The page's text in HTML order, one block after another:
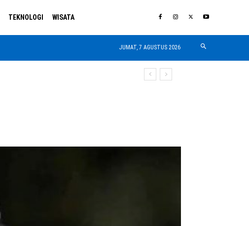
TEKNOLOGI WISATA
JUMAT, 7 AGUSTUS 2026